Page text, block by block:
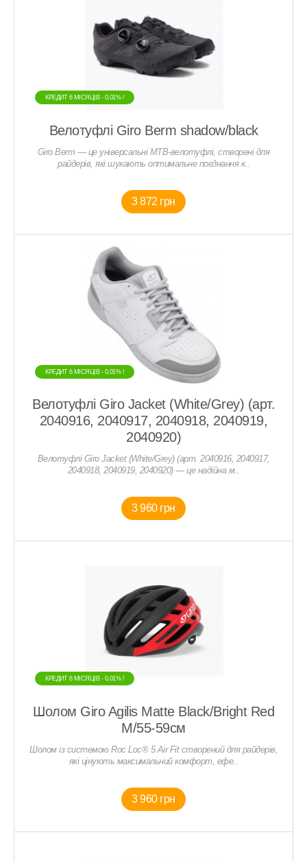
КРЕДИТ 6 МIСЯЦIВ - 0,01% !
Велотуфлі Giro Berm shadow/black
Giro Berm — це універсальні MTB-велотуфлі, створені для
райдерів, які шукають оптимальне поєднання к..
3 872 грн
КРЕДИТ 6 МIСЯЦIВ - 0,01% !
Велотуфлі Giro Jacket (White/Grey) (арт.
2040916, 2040917, 2040918, 2040919,
2040920)
Велотуфлі Giro Jacket (White/Grey) (арт. 2040916, 2040917,
2040918, 2040919, 2040920) — це надійна м..
3 960 грн
КРЕДИТ 6 МIСЯЦIВ - 0,01% !
Шолом Giro Agilis Matte Black/Bright Red
M/55-59см
Шолом із системою Roc Loc® 5 Air Fit створений для райдерів,
які цінують максимальний комфорт, ефе..
3 960 грн